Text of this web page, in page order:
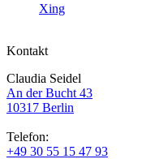
Xing
Kontakt
Claudia Seidel
An der Bucht 43
10317 Berlin
Telefon:
+49 30 55 15 47 93